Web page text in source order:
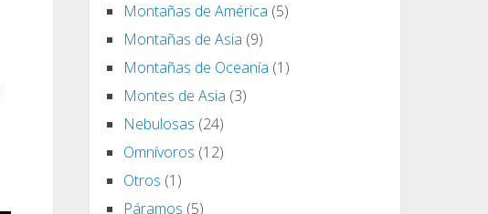
Montañas de América (5)
Montañas de Asia (9)
Montañas de Oceanía (1)
Montes de Asia (3)
Nebulosas (24)
Omnívoros (12)
Otros (1)
Páramos (5)